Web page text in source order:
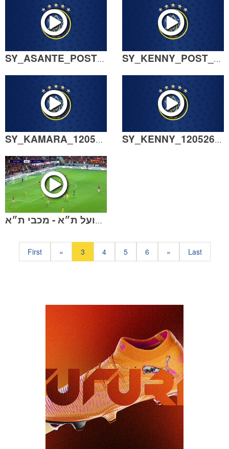
SY_ASANTE_POST_139526.mp4 SY_KENNY_POST_139526.mp4
SY_KAMARA_120526.mp4 SY_KENNY_120526.mp4
תקציר מחזור 32 | הפועל ת״א - מכבי ת״א
First « 3 4 5 6 » Last